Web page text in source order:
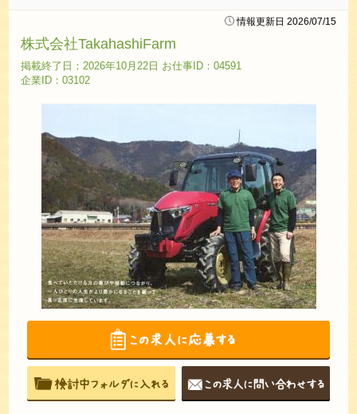
情報更新日 2026/07/15
株式会社TakahashiFarm
掲載終了日：2026年10月22日 お仕事ID：04591
企業ID：03102